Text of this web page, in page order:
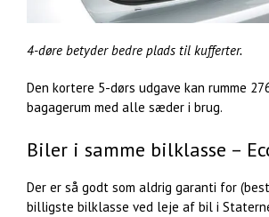
4-døre betyder bedre plads til kufferter.
Den kortere 5-dørs udgave kan rumme
bagagerum med alle sæder i brug.
Biler i samme bilklasse –
Der er så godt som aldrig garanti for
billigste bilklasse ved leje af bil i